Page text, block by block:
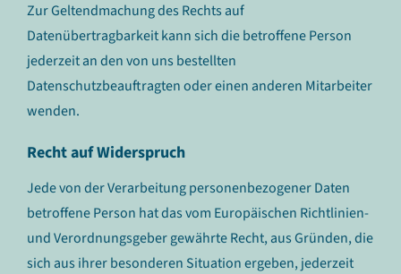
Zur Geltendmachung des Rechts auf
Datenübertragbarkeit kann sich die betroffene Person
jederzeit an den von uns bestellten
Datenschutzbeauftragten oder einen anderen Mitarbeiter
wenden.
Recht auf Widerspruch
Jede von der Verarbeitung personenbezogener Daten
betroffene Person hat das vom Europäischen Richtlinien-
und Verordnungsgeber gewährte Recht, aus Gründen, die
sich aus ihrer besonderen Situation ergeben, jederzeit